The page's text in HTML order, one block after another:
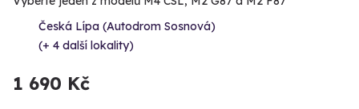
Česká Lípa (Autodrom Sosnová)
(+ 4 další lokality)
1 690 Kč